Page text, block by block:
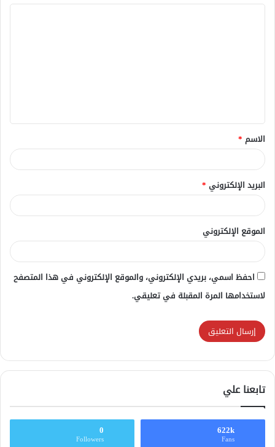
ق
*
الاسم *
البريد الإلكتروني *
الموقع الإلكتروني
احفظ اسمي، بريدي الإلكتروني، والموقع الإلكتروني في هذا المتصفح
لاستخدامها المرة المقبلة في تعليقي.
تابعنا علي
622k
Fans
0
Followers